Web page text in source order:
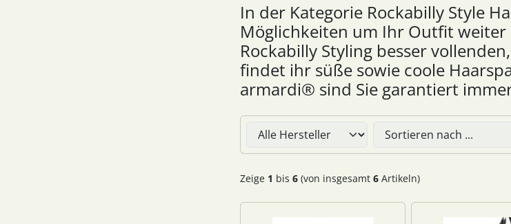
In der Kategorie Rockabilly Style
Möglichkeiten um Ihr Outfit
Rockabilly Styling besser
findet ihr süße sowie coole
armardi® sind Sie garantiert
Zeige 1 bis 6 (von insgesamt 6 Artikeln)